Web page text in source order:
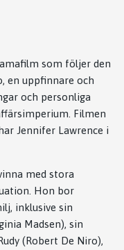
som följer den
en uppfinnare och
och personliga
Filmen
Jennifer Lawrence i
med stora
Hon bor
inklusive sin
Madsen), sin
(Robert De Niro),